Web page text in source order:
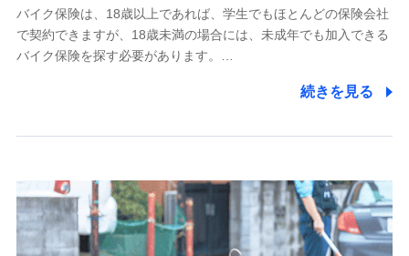
採用選考および入社手続を実施するため
7.社員（従業者）の個人情報
退職関連処理等の各種手続きのため、当社と従業員または従
取引先としての選定業務、営業情報の提供業務、契約締結手
続き業務、取引管理業務、およびこれらに準ずる業務の遂行
のため
バイク保険は、18歳以上であれば、学生でもほとんどの保険会社
で契約できますが、18歳未満の場合には、未成年でも加入できる
バイク保険を探す必要があります。…
続きを見る